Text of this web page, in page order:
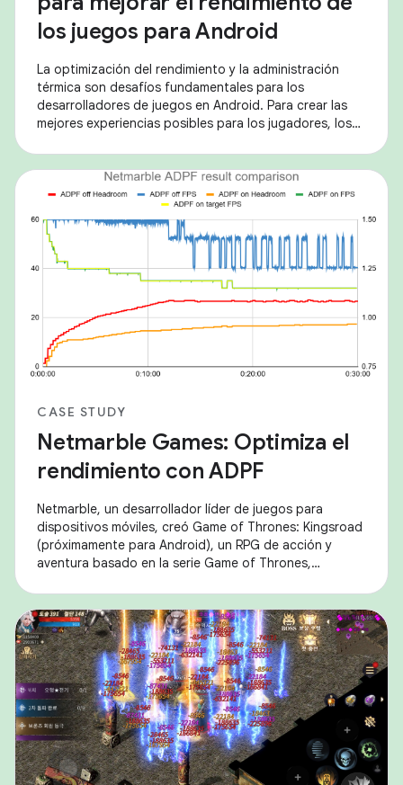
los juegos para Android
La optimización del rendimiento y la administración
térmica son desafíos fundamentales para los
desarrolladores de juegos en Android. Para crear las
mejores experiencias posibles para los jugadores, los
CASE STUDY
Netmarble Games: Optimiza el
rendimiento con ADPF
Netmarble, un desarrollador líder de juegos para
dispositivos móviles, creó Game of Thrones: Kingsroad
(próximamente para Android), un RPG de acción y
aventura basado en la serie Game of Thrones,